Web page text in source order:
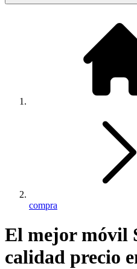
compra
El mejor móvil
calidad precio